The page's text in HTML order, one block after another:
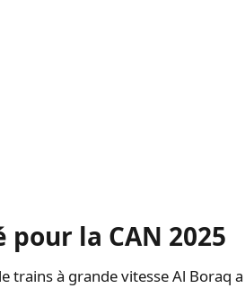
la CAN 2025
trains à grande vitesse Al Boraq a